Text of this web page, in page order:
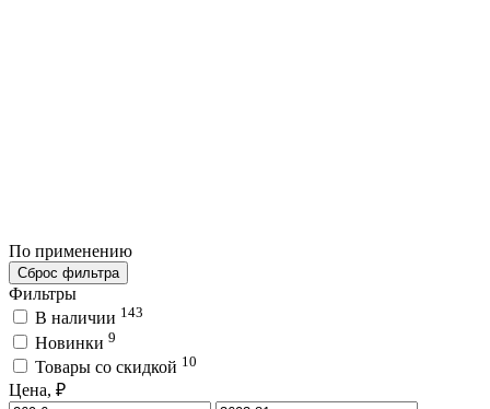
По применению
Сброс фильтра
Фильтры
В наличии 143
Новинки 9
Товары со скидкой 10
Цена, ₽